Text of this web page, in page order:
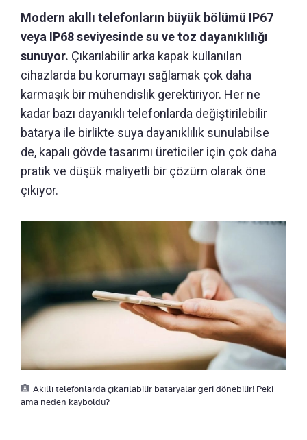
Modern akıllı telefonların büyük bölümü IP67
veya IP68 seviyesinde su ve toz dayanıklılığı
sunuyor. Çıkarılabilir arka kapak kullanılan
cihazlarda bu korumayı sağlamak çok daha
karmaşık bir mühendislik gerektiriyor. Her ne
kadar bazı dayanıklı telefonlarda değiştirilebilir
batarya ile birlikte suya dayanıklılık sunulabilse
de, kapalı gövde tasarımı üreticiler için çok daha
pratik ve düşük maliyetli bir çözüm olarak öne
çıkıyor.
Akıllı telefonlarda çıkarılabilir bataryalar geri dönebilir! Peki
ama neden kayboldu?